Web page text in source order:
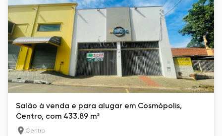
Salão à venda e para alugar em Cosmópolis,
Centro, com 433.89 m²
Centro